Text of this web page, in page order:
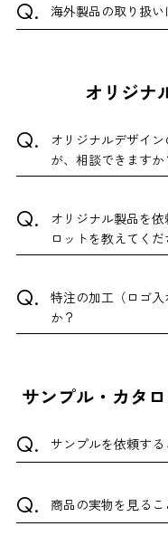
海外製品の取り扱い
オリジナ
オリジナルデザイ
が、相談できますか
オリジナル製品を
ロットを教えてくだ
特注の加工（ロゴ
か？
サンプル・カタ
サンプルを依頼す
商品の実物を見る